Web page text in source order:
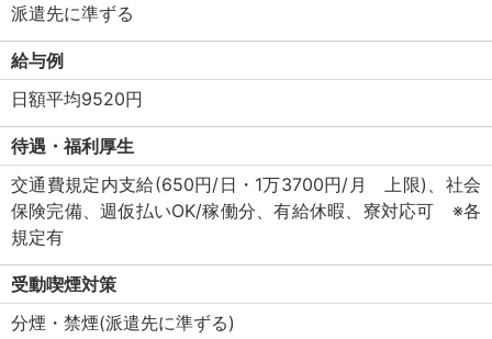
派遣先に準ずる
給与例
日額平均9520円
待遇・福利厚生
交通費規定内支給(650円/日・1万3700円/月 上限)、社会
保険完備、週仮払いOK/稼働分、有給休暇、寮対応可 ※各
規定有
受動喫煙対策
分煙・禁煙(派遣先に準ずる)